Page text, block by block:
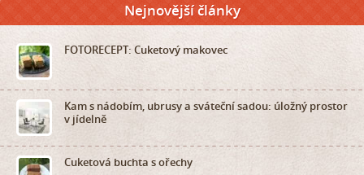
Nejnovější články
FOTORECEPT: Cuketový makovec
Kam s nádobím, ubrusy a sváteční sadou: úložný prostor
v jídelně
Cuketová buchta s ořechy